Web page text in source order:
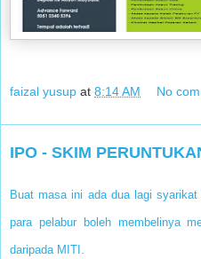
faizal yusup at 8:14 AM No
IPO - SKIM
Buat masa ini ada dua lagi
para pelabur boleh membelinya
daripada MITI.